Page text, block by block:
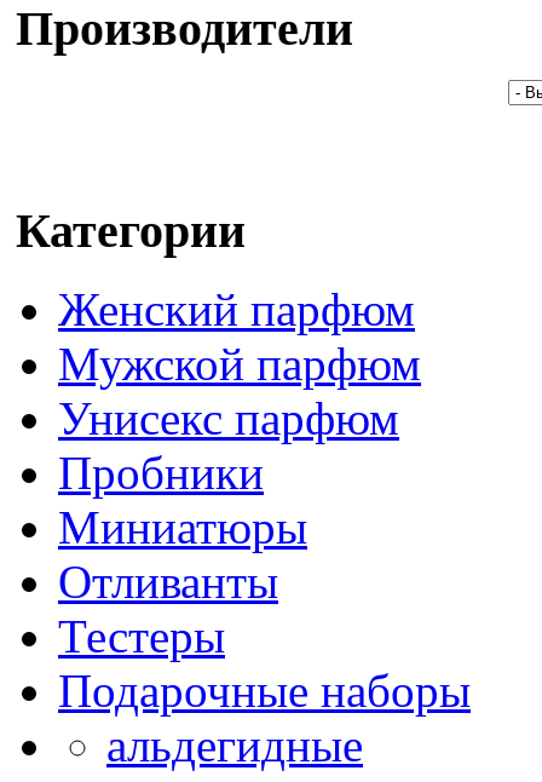
Производители
Категории
Женский парфюм
Мужской парфюм
Унисекс парфюм
Пробники
Миниатюры
Отливанты
Тестеры
Подарочные наборы
альдегидные